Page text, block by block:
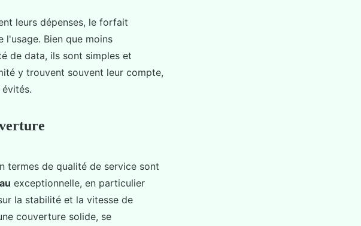
leurs dépenses, le forfait
Bien que moins
de data, ils sont simples et
y trouvent souvent leur compte,
termes de qualité de service sont
exceptionnelle, en particulier
la stabilité et la vitesse de
couverture solide, se